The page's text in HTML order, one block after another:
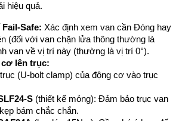
hiệu quả.
Safe: Xác định xem van cần Đóng hay
(đối với van chặn lửa thông thường là
van về vị trí này (thường là vị trí 0°).
cơ lên trục:
(U-bolt clamp) của động cơ vào trục
S (thiết kế mỏng): Đảm bảo trục van
bám chắc chắn.